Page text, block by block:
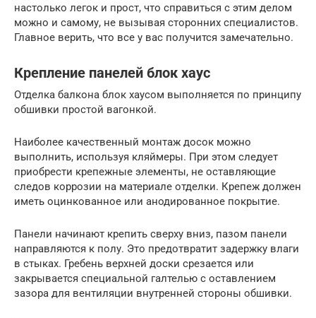
настолько легок и прост, что справиться с этим делом
можно и самому, не вызывая сторонних специалистов.
Главное верить, что все у вас получится замечательно.
Крепление панелей блок хаус
Отделка балкона блок хаусом выполняется по принципу
обшивки простой вагонкой.
Наиболее качественный монтаж досок можно
выполнить, используя кляймеры. При этом следует
приобрести крепежные элементы, не оставляющие
следов коррозии на материале отделки. Крепеж должен
иметь оцинкованное или анодированное покрытие.
Панели начинают крепить сверху вниз, пазом панели
направляются к полу. Это предотвратит задержку влаги
в стыках. Гребень верхней доски срезается или
закрывается специальной галтелью с оставлением
зазора для вентиляции внутренней стороны обшивки.